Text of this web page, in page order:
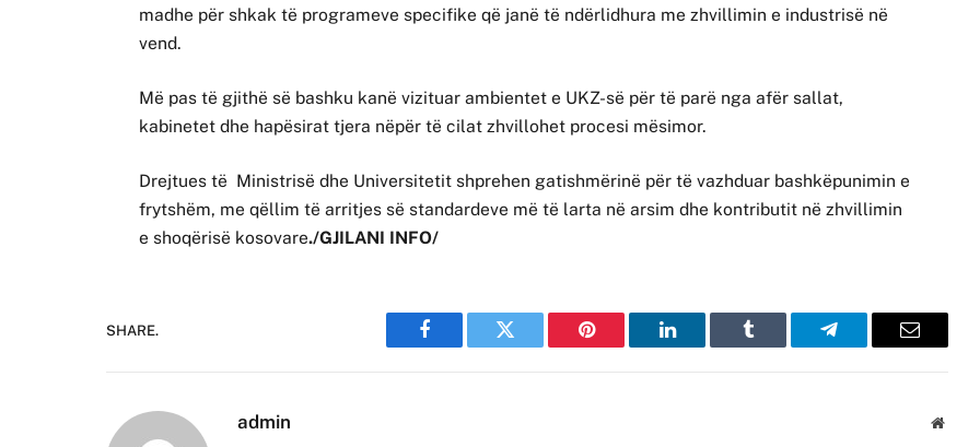
madhe për shkak të programeve specifike që janë të ndërlidhura me zhvillimin e industrisë në
vend.
Më pas të gjithë së bashku kanë vizituar ambientet e UKZ-së për të parë nga afër sallat,
kabinetet dhe hapësirat tjera nëpër të cilat zhvillohet procesi mësimor.
Drejtues të Ministrisë dhe Universitetit shprehen gatishmërinë për të vazhduar bashkëpunimin e
frytshëm, me qëllim të arritjes së standardeve më të larta në arsim dhe kontributit në zhvillimin
e shoqërisë kosovare./GJILANI INFO/
SHARE.
Facebook Twitter Pinterest LinkedIn Tumblr Telegram Email
admin